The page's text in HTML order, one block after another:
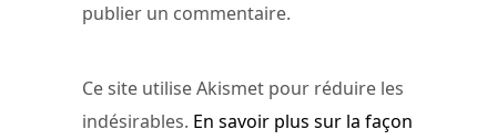
publier un commentaire.
Ce site utilise Akismet pour réduire les
indésirables. En savoir plus sur la façon